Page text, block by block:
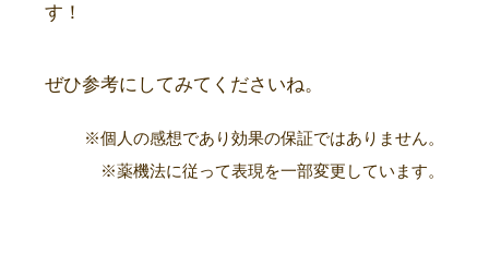
す！
ぜひ参考にしてみてくださいね。
※個人の感想であり効果の保証ではありません。
※薬機法に従って表現を一部変更しています。